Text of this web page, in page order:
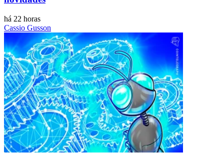
há 22 horas
Cassio Gusson